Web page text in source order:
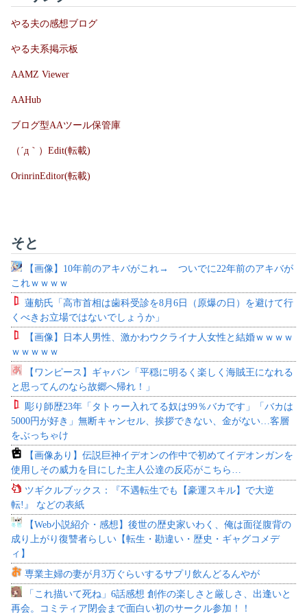
やる夫の感想ブログ
やる夫系掲示板
AAMZ Viewer
AAHub
ブログ型AAツール保管庫
（´д｀）Edit(転載)
OrinrinEditor(転載)
そと
【画像】10年前のアキバがこれ→ ついでに22年前のアキバが
これｗｗｗｗ
蓮舫氏「高市首相は歯科受診を8月6日（原爆の日）を避けて行
くべきお立場ではないでしょうか」
【画像】日本人男性、激かわウクライナ人女性と結婚ｗｗｗｗ
ｗｗｗｗｗ
【ワンピース】ギャバン「平穏に明るく楽しく海賊王になれる
と思ってんのなら故郷へ帰れ！」
彫り師歴23年「タトゥー入れてる奴は99％バカです」「バカは
5000円が好き」無断キャンセル、挨拶できない、金がない…客層
をぶっちゃけ
【画像あり】伝説巨神イデオンの作中で初めてイデオンガンを
使用しその威力を目にした主人公達の反応がこちら…
ツギクルブックス：『不遇転生でも【豪運スキル】で大逆
転!』 などの表紙
【Web小説紹介・感想】後世の歴史家いわく、俺は面従腹背の
成り上がり復讐者らしい【転生・勘違い・歴史・ギャグコメデ
ィ】
専業主婦の妻が月3万ぐらいするサプリ飲んどるんやが
「これ描いて死ね」6話感想 創作の楽しさと厳しさ、出逢いと
再会。コミティア閉会まで面白い初のサークル参加！！